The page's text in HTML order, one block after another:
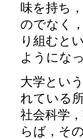
味を持ち
のでなく
り組むと
ようにな
大学とい
れている
社会科学
らば，そ